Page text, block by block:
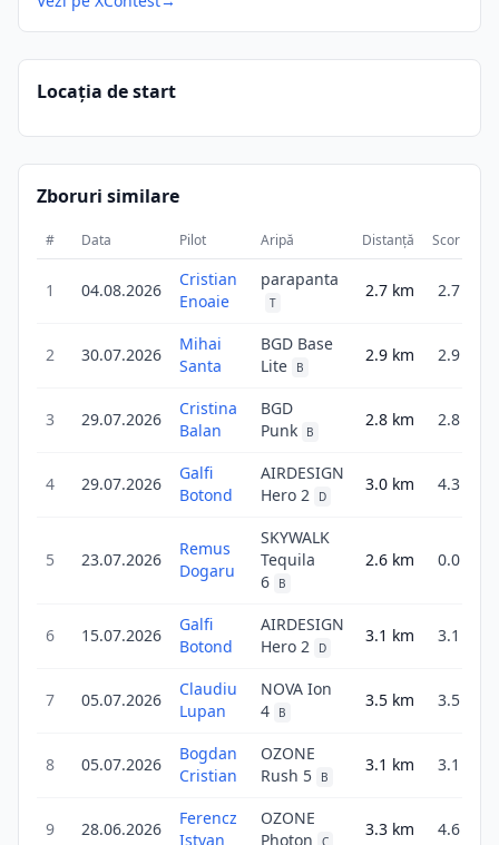
Locația de start
Zboruri similare
# Data Pilot Aripă Distanță Scor
1 04.08.2026
Cristian
Enoaie
parapanta
T
2.7 km 2.7
2 30.07.2026
Mihai
Santa
BGD Base
Lite
B
2.9 km 2.9
3 29.07.2026
Cristina
Balan
BGD
Punk
B
2.8 km 2.8
4 29.07.2026
Galfi
Botond
AIRDESIGN
Hero 2
D
3.0 km 4.3
5 23.07.2026
Remus
Dogaru
SKYWALK
Tequila
6
B
2.6 km 0.0
6 15.07.2026
Galfi
Botond
AIRDESIGN
Hero 2
D
3.1 km 3.1
7 05.07.2026
Claudiu
Lupan
NOVA Ion
4
B
3.5 km 3.5
8 05.07.2026
Bogdan
Cristian
OZONE
Rush 5
B
3.1 km 3.1
9 28.06.2026
Ferencz
Istvan
OZONE
Photon
C
3.3 km 4.6